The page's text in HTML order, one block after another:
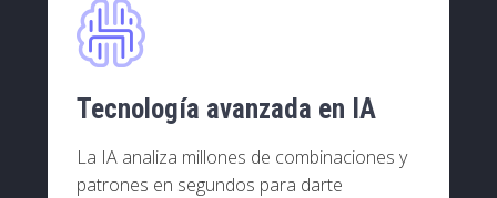
Tecnología avanzada en IA
La IA analiza millones de combinaciones y
patrones en segundos para darte